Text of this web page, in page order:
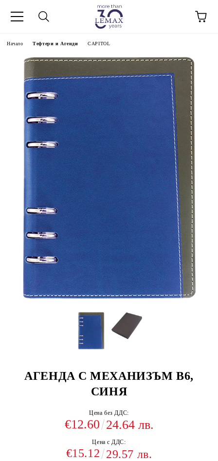
Начало Тефтери и Агенди CAPITOL
АГЕНДА С МЕХАНИЗЪМ В6,
СИНЯ
Цена без ДДС:
€12.60 24.64 лв.
Цена с ДДС:
€15.12 29.57 лв.